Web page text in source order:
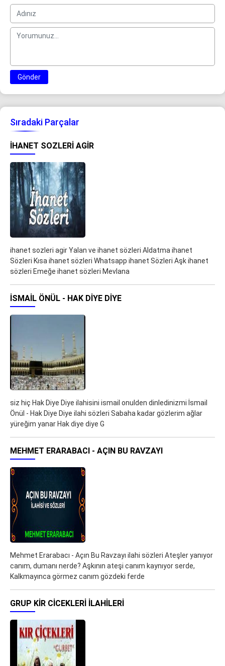
Gönder
Sıradaki Parçalar
IHANET SOZLERI AGIR
ihanet sozleri agir Yalan ve ihanet sözleri Aldatma ihanet
Sözleri Kısa ihanet sözleri Whatsapp ihanet Sözleri Aşk ihanet
sözleri Emeğe ihanet sözleri Mevlana
İSMAIL ÖNÜL - HAK DIYE DIYE
siz hiç Hak Diye Diye ilahisini ismail onulden dinledinizmi İsmail
Önül - Hak Diye Diye ilahi sözleri Sabaha kadar gözlerim ağlar
yüreğim yanar Hak diye diye G
MEHMET ERARABACI - AÇIN BU RAVZAYI
Mehmet Erarabacı - Açın Bu Ravzayı ilahi sözleri Ateşler yanıyor
canım, dumanı nerde? Aşkının ateşi canım kaynıyor serde,
Kalkmayınca görmez canım gözdeki ferde
GRUP KIR CICEKLERI ILAHILERI